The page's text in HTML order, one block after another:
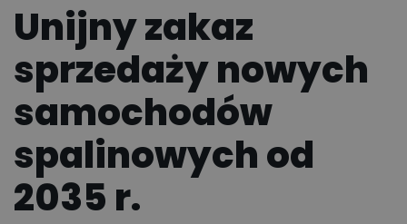
Unijny zakaz
sprzedaży nowych
samochodów
spalinowych od
2035 r.